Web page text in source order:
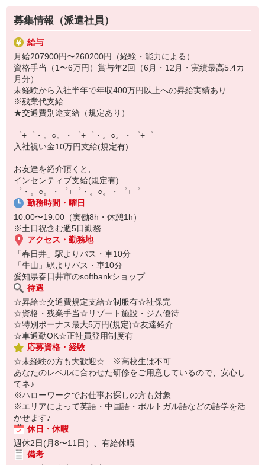
事務、経理、データ入力、コールセンター、受付
▼工場・製造・軽作業系
機械/食品製造・梱包・仕分け・加工・組立・検査
▼美容系
眉毛サロンのアイブロウ・ネイリスト・エステ
▼営業・販売
法人営業・アパレル販売・個別指導塾・人材紹介
▼人気案件も多数♪
短期・期間限定・オープニング・官公庁案件
上場/優良/大手企業など
【スマホ面接実施中】
￣￣￣￣￣￣￣￣￣
自宅に居ながらスマホでカンタン面接OK！
オンライン面談なのでスピード対応。
即日登録もOK♪
気になった方はお気軽にご相談ください！
満足度◎
■携帯やインターネット販売業務
docomo(ドコモ)/au(エーユー)・KDDI/softbank(ソフトバンク)など
の大手キャリアから
ワイモバイル(Y!mobille)、楽天モバイル、UQなど格安スマホまで幅
広く紹介可能♪
人気のApple（アップル）店舗もございます！
募集情報（派遣社員）
給与
月給207900円〜260200円（経験・能力による）
資格手当（1〜6万円）賞与年2回（6月・12月・実績最高5.4カ
月分）
未経験から入社半年で年収400万円以上への昇給実績あり
※残業代支給
★交通費別途支給（規定あり）
゜+゜・。○。・゜+゜・。○。・゜+゜
入社祝い金10万円支給(規定有)
お友達を紹介頂くと,
インセンティブ支給(規定有)
゜・。○。・゜+゜・。○。・゜+゜
勤務時間・曜日
10:00〜19:00（実働8h・休憩1h）
※土日祝含む週5日勤務
アクセス・勤務地
「春日井」駅よりバス・車10分
「牛山」駅よりバス・車10分
愛知県春日井市のsoftbankショップ
待遇
☆昇給☆交通費規定支給☆制服有☆社保完
☆資格・残業手当☆リゾート施設・ジム優待
☆特別ボーナス最大5万円(規定)☆友達紹介
☆車通勤OK☆正社員登用制度有
応募資格・経験
☆未経験の方も大歓迎☆ ※高校生は不可
あなたのレベルに合わせた研修をご用意しているので、安心し
てネ♪
※ハローワークでお仕事お探しの方も対象
※エリアによって英語・中国語・ポルトガル語などの語学を活
かせます♪
休日・休暇
週休2日(月8〜11日）、有給休暇
備考